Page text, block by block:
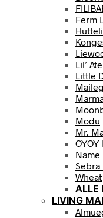
Ferm
Lil’
Little
Maileg
Modu
Mr.
OYOY
Name
Wheat
ALLE
LIVING